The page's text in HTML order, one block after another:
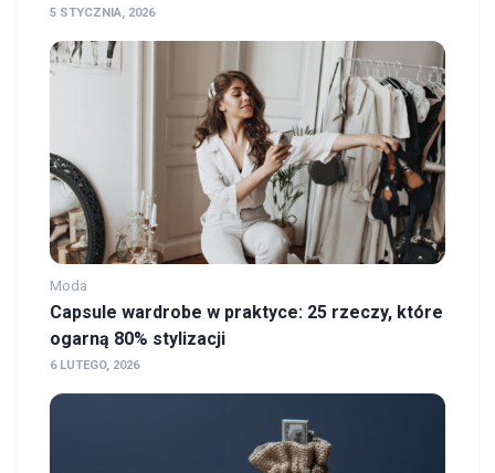
5 STYCZNIA, 2026
Moda
Capsule wardrobe w praktyce: 25 rzeczy, które
ogarną 80% stylizacji
6 LUTEGO, 2026